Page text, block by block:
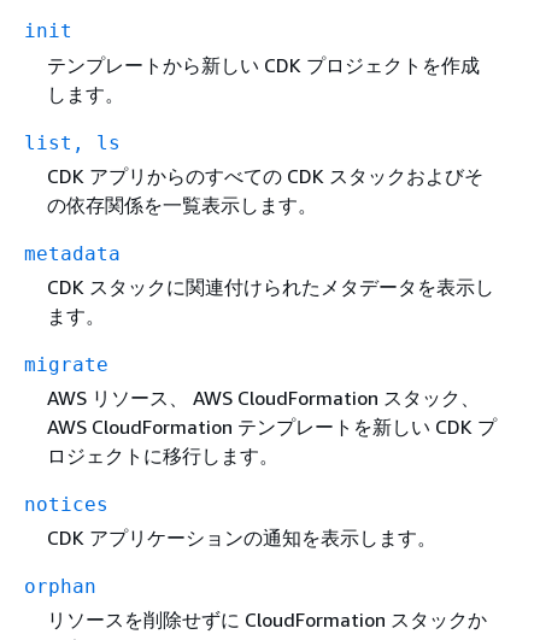
init
テンプレートから新しい CDK プロジェクトを作成
します。
list, ls
CDK アプリからのすべての CDK スタックおよびそ
の依存関係を一覧表示します。
metadata
CDK スタックに関連付けられたメタデータを表示し
ます。
migrate
AWS リソース、 AWS CloudFormation スタック、
AWS CloudFormation テンプレートを新しい CDK プ
ロジェクトに移行します。
notices
CDK アプリケーションの通知を表示します。
orphan
リソースを削除せずに CloudFormation スタックか